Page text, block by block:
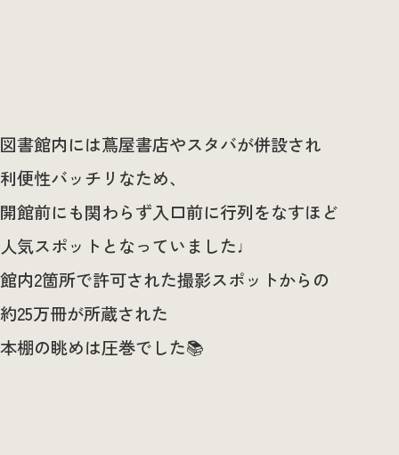
図書館内には蔦屋書店やスタバが併設され
利便性バッチリなため、
開館前にも関わらず入口前に行列をなすほど
人気スポットとなっていました♩
館内2箇所で許可された撮影スポットからの
約25万冊が所蔵された
本棚の眺めは圧巻でした📚